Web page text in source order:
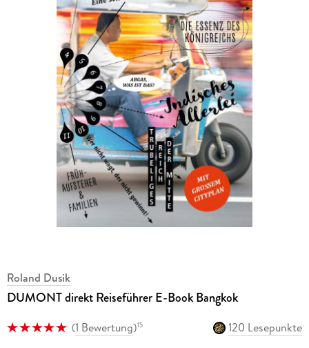
Roland Dusik
DUMONT direkt Reiseführer E-Book Bangkok
(1 Bewertung)15
120 Lesepunkte